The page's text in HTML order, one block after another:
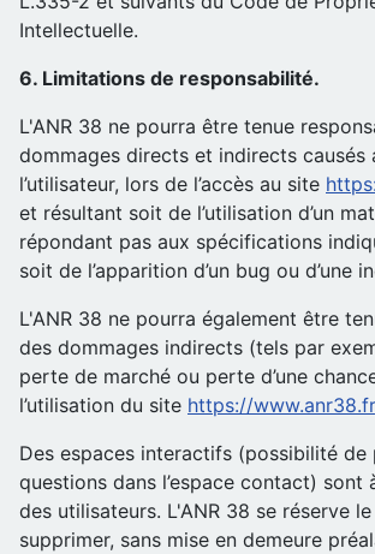
Intellectuelle.
6. Limitations de responsabilité.
L'ANR 38 ne pourra être tenue
dommages directs et indirects causés
l’utilisateur, lors de l’accès au site
et résultant soit de l’utilisation d’un
répondant pas aux spécifications
soit de l’apparition d’un bug ou d’une
L'ANR 38 ne pourra également être
des dommages indirects (tels par
perte de marché ou perte d’une
l’utilisation du site https://www.anr38.fr
Des espaces interactifs (possibilité de
questions dans l’espace contact) sont
des utilisateurs. L'ANR 38 se réserve
supprimer, sans mise en demeure